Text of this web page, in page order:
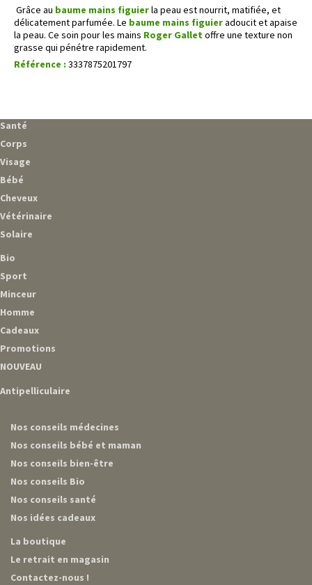
Grâce au baume mains figuierla peau est nourrit, matifiée, et
délicatement parfumée. Le baume mains figuieradoucit et apaise
la peau. Ce soin pour les mains Roger Gallet offre une texture non
grasse qui pénétre rapidement.
Référence : 3337875201797
Santé
Corps
Visage
Bébé
Cheveux
Vétérinaire
Solaire
Bio
Sport
Minceur
Homme
Cadeaux
Promotions
NOUVEAU
Antipelliculaire
Nos conseils médecines
Nos conseils bébé et maman
Nos conseils bien-être
Nos conseils Bio
Nos conseils santé
Nos idées cadeaux
La boutique
Le retrait en magasin
Contactez-nous !